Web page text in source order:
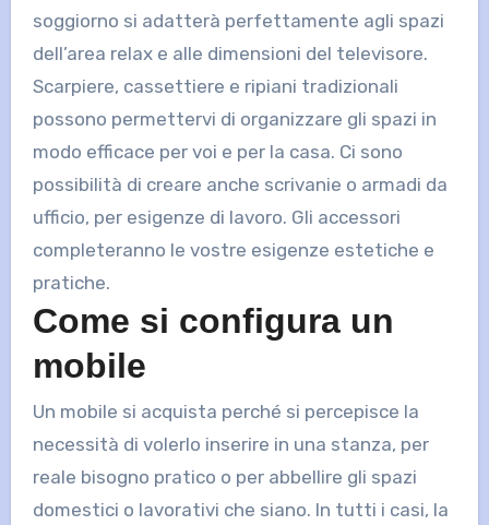
soggiorno si adatterà perfettamente agli spazi
dell’area relax e alle dimensioni del televisore.
Scarpiere, cassettiere e ripiani tradizionali
possono permettervi di organizzare gli spazi in
modo efficace per voi e per la casa. Ci sono
possibilità di creare anche scrivanie o armadi da
ufficio, per esigenze di lavoro. Gli accessori
completeranno le vostre esigenze estetiche e
pratiche.
Come si configura un
mobile
Un mobile si acquista perché si percepisce la
necessità di volerlo inserire in una stanza, per
reale bisogno pratico o per abbellire gli spazi
domestici o lavorativi che siano. In tutti i casi, la